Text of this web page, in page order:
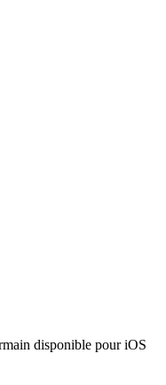
disponible pour iOS